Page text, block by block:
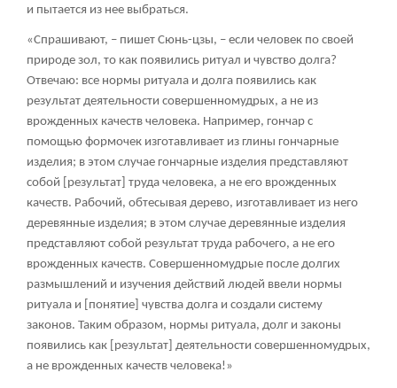
и пытается из нее выбраться.
«Спрашивают, – пишет Сюнь-цзы, – если человек по своей
природе зол, то как появились ритуал и чувство долга?
Отвечаю: все нормы ритуала и долга появились как
результат деятельности совершенномудрых, а не из
врожденных качеств человека. Например, гончар с
помощью формочек изготавливает из глины гончарные
изделия; в этом случае гончарные изделия представляют
собой [результат] труда человека, а не его врожденных
качеств. Рабочий, обтесывая дерево, изготавливает из него
деревянные изделия; в этом случае деревянные изделия
представляют собой результат труда рабочего, а не его
врожденных качеств. Совершенномудрые после долгих
размышлений и изучения действий людей ввели нормы
ритуала и [понятие] чувства долга и создали систему
законов. Таким образом, нормы ритуала, долг и законы
появились как [результат] деятельности совершенномудрых,
а не врожденных качеств человека!»